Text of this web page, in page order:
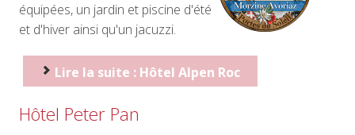
équipées, un jardin et piscine d'été
et d'hiver ainsi qu'un jacuzzi.
Lire la suite : Hôtel Alpen Roc
Hôtel Peter Pan